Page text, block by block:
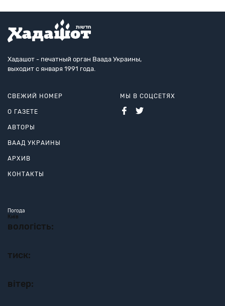
Хадашот - печатный орган Ваада Украины,
выходит с января 1991 года.
СВЕЖИЙ НОМЕР
О ГАЗЕТЕ
АВТОРЫ
ВААД УКРАИНЫ
АРХИВ
КОНТАКТЫ
МЫ В СОЦСЕТЯХ
Погода
Київ
вологість:
тиск:
вітер: